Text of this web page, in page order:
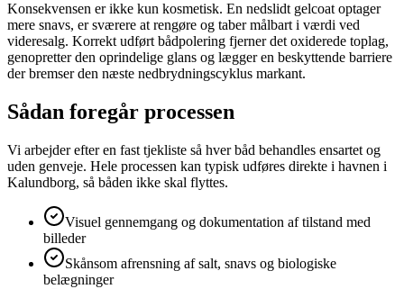
Konsekvensen er ikke kun kosmetisk. En nedslidt gelcoat optager
mere snavs, er sværere at rengøre og taber målbart i værdi ved
videresalg. Korrekt udført bådpolering fjerner det oxiderede toplag,
genopretter den oprindelige glans og lægger en beskyttende barriere
der bremser den næste nedbrydningscyklus markant.
Sådan foregår processen
Vi arbejder efter en fast tjekliste så hver båd behandles ensartet og
uden genveje. Hele processen kan typisk udføres direkte i havnen i
Kalundborg, så båden ikke skal flyttes.
Visuel gennemgang og dokumentation af tilstand med
billeder
Skånsom afrensning af salt, snavs og biologiske
belægninger